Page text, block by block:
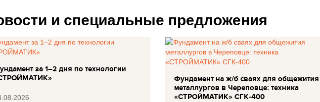
и специальные предложения
за 1–2 дня по технологии
Фундамент на ж/б сваях для общежития
металлургов в Череповце: техника
«СТРОЙМАТИК» СГК‑400